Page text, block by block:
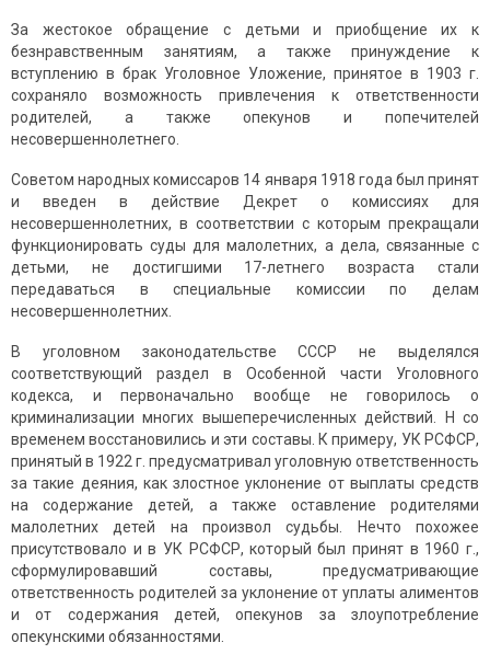
За жестокое обращение с детьми и приобщение их к
безнравственным занятиям, а также принуждение к
вступлению в брак Уголовное Уложение, принятое в 1903 г.
сохраняло возможность привлечения к ответственности
родителей, а также опекунов и попечителей
несовершеннолетнего.
Советом народных комиссаров 14 января 1918 года был принят
и введен в действие Декрет о комиссиях для
несовершеннолетних, в соответствии с которым прекращали
функционировать суды для малолетних, а дела, связанные с
детьми, не достигшими 17-летнего возраста стали
передаваться в специальные комиссии по делам
несовершеннолетних.
В уголовном законодательстве СССР не выделялся
соответствующий раздел в Особенной части Уголовного
кодекса, и первоначально вообще не говорилось о
криминализации многих вышеперечисленных действий. Н со
временем восстановились и эти составы. К примеру, УК РСФСР,
принятый в 1922 г. предусматривал уголовную ответственность
за такие деяния, как злостное уклонение от выплаты средств
на содержание детей, а также оставление родителями
малолетних детей на произвол судьбы. Нечто похожее
присутствовало и в УК РСФСР, который был принят в 1960 г.,
сформулировавший составы, предусматривающие
ответственность родителей за уклонение от уплаты алиментов
и от содержания детей, опекунов за злоупотребление
опекунскими обязанностями.